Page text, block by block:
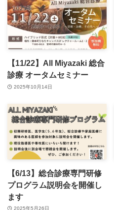
【11/22】All Miyazaki 総合
診療 オータムセミナー
2025年10月14日
【6/13】総合診療専門研修
プログラム説明会を開催し
ます
2025年5月26日